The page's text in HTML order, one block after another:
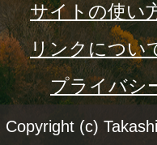
サイトの使い
リンクについ
プライバシ
Copyright (c)